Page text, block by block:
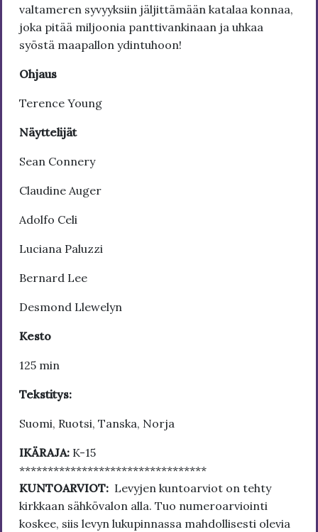
valtameren syvyyksiin jäljittämään katalaa konnaa,
joka pitää miljoonia panttivankinaan ja uhkaa
syöstä maapallon ydintuhoon!
Ohjaus
Terence Young
Näyttelijät
Sean Connery
Claudine Auger
Adolfo Celi
Luciana Paluzzi
Bernard Lee
Desmond Llewelyn
Kesto
125 min
Tekstitys:
Suomi, Ruotsi, Tanska, Norja
IKÄRAJA: K-15
*********************************
KUNTOARVIOT: Levyjen kuntoarviot on tehty
kirkkaan sähkövalon alla. Tuo numeroarviointi
koskee, siis levyn lukupinnassa mahdollisesti olevia